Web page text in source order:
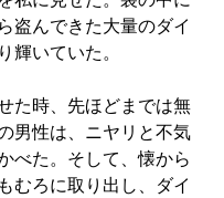
盗んできた大量のダイ
輝いていた。
た時、先ほどまでは無
男性は、ニヤリと不気
べた。そして、懐から
むろに取り出し、ダイ